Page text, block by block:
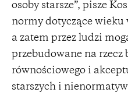
osoby starsze”, pisze
normy dotyczące wieku
a zatem przez ludzi
przebudowane na rzecz
równościowego i
starszych i